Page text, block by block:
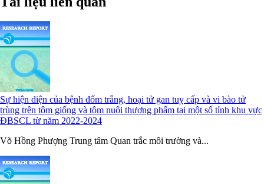
Sự hiện diện của bệnh đốm trắng, hoại tử gan tuỵ cấp và vi bào tử
trùng trên tôm giống và tôm nuôi thương phẩm tại một số tỉnh khu vực
ĐBSCL từ năm 2022-2024
Võ Hồng Phượng Trung tâm Quan trắc môi trường và...